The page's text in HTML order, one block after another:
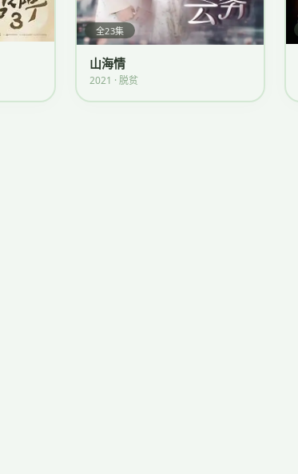
全23集
山海情
2021 · 脱贫